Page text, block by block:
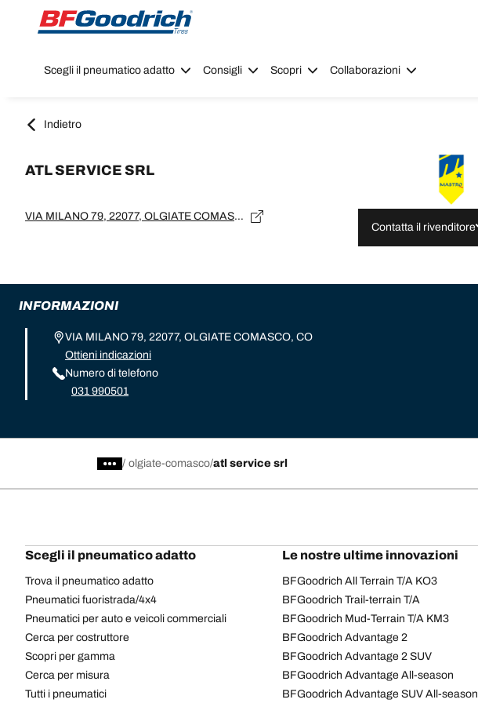
Go to page content
Go to page navigation
Scegli il pneumatico adatto Consigli Scopri Collaborazioni
Indietro
ATL SERVICE SRL
VIA MILANO 79, 22077, OLGIATE COMASCO, CO
Contatta il rivenditore
INFORMAZIONI
VIA MILANO 79, 22077, OLGIATE COMASCO, CO
Ottieni indicazioni
Numero di telefono
031 990501
/ olgiate-comasco atl service srl
Scegli il pneumatico adatto
Trova il pneumatico adatto
Pneumatici fuoristrada/4x4
Pneumatici per auto e veicoli commerciali
Cerca per costruttore
Scopri per gamma
Cerca per misura
Tutti i pneumatici
Le nostre ultime innovazioni
BFGoodrich All Terrain T/A KO3
BFGoodrich Trail-terrain T/A
BFGoodrich Mud-Terrain T/A KM3
BFGoodrich Advantage 2
BFGoodrich Advantage 2 SUV
BFGoodrich Advantage All-season
BFGoodrich Advantage SUV All-season